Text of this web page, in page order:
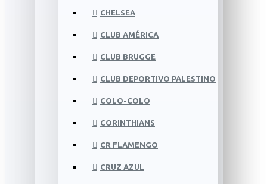
CHELSEA
CLUB AMÉRICA
CLUB BRUGGE
CLUB DEPORTIVO PALESTINO
COLO-COLO
CORINTHIANS
CR FLAMENGO
CRUZ AZUL